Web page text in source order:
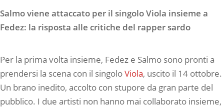
Salmo viene attaccato per il singolo Viola insieme a
Fedez: la risposta alle critiche del rapper sardo
Per la prima volta insieme, Fedez e Salmo sono pronti a
prendersi la scena con il singoloViola, uscito il 14 ottobre.
Un brano inedito, accolto con stupore da gran parte del
pubblico. I due artisti non hanno mai collaborato insieme,